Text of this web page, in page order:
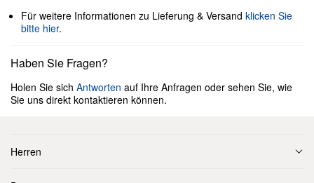
Für weitere Informationen zu Lieferung & Versand klicken Sie
bitte hier.
Haben Sie Fragen?
Holen Sie sich Antworten auf Ihre Anfragen oder sehen Sie, wie
Sie uns direkt kontaktieren können.
Herren